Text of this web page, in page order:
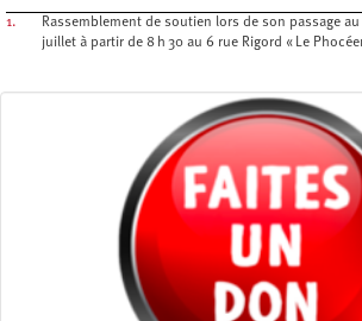
1.
Rassemblement de soutien lors de son passage
juillet à partir de 8 h 30 au 6 rue Rigord « Le